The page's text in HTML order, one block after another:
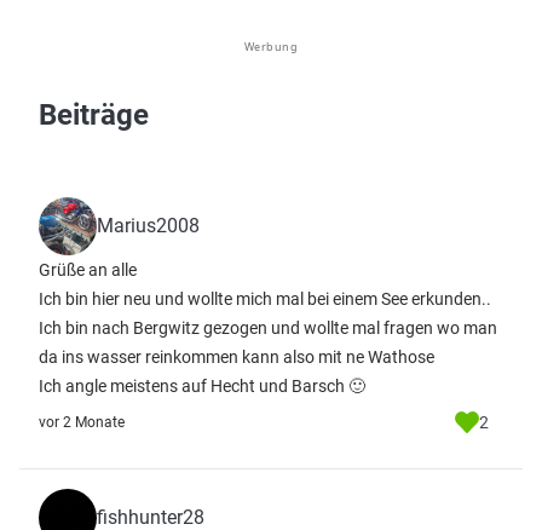
Werbung
Beiträge
Marius2008
Grüße an alle
Ich bin hier neu und wollte mich mal bei einem See erkunden..
Ich bin nach Bergwitz gezogen und wollte mal fragen wo man
da ins wasser reinkommen kann also mit ne Wathose
Ich angle meistens auf Hecht und Barsch 🙂
vor 2 Monate 2
fishhunter28